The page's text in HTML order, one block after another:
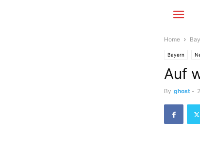
Home
Bayern
Auf
By ghost -